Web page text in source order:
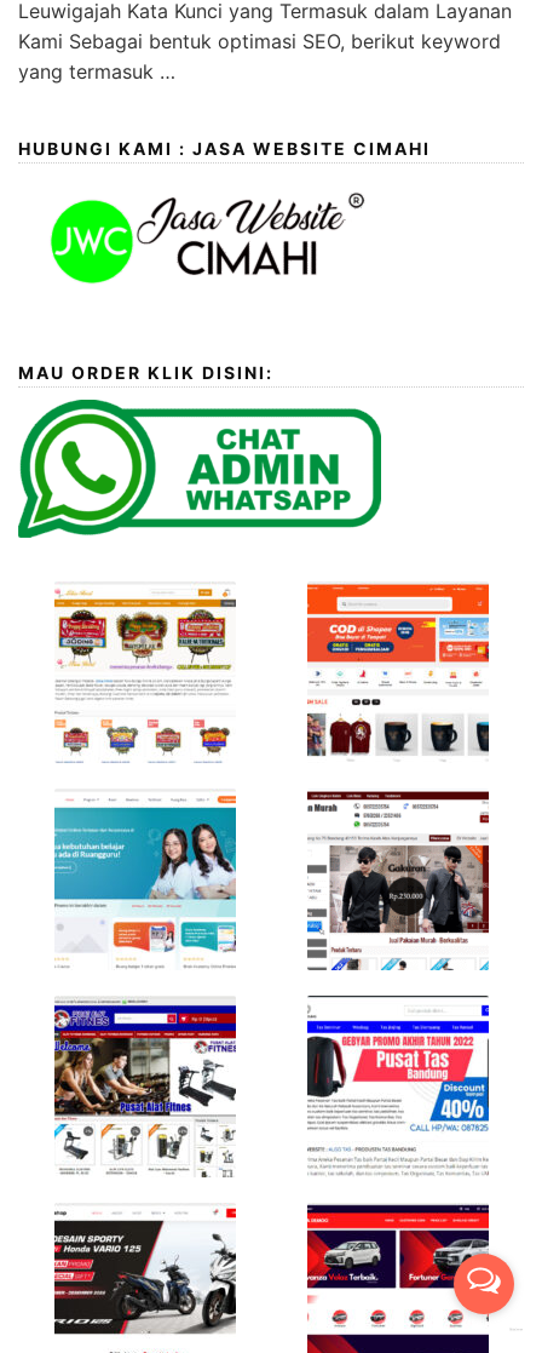
Leuwigajah Kata Kunci yang Termasuk dalam Layanan
Kami Sebagai bentuk optimasi SEO, berikut keyword
yang termasuk …
HUBUNGI KAMI : JASA WEBSITE CIMAHI
MAU ORDER KLIK DISINI: